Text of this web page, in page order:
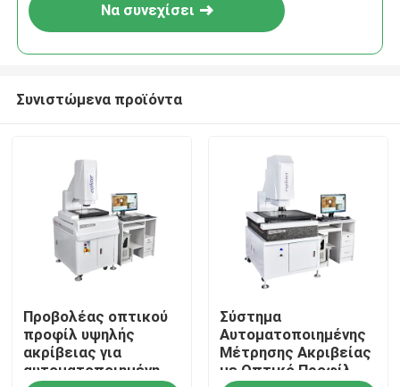
Σπίτι
Προϊόντα
Βίντεο
Να συνεχίσει
Συνιστώμενα προϊόντα
Προβολέας οπτικού
προφίλ υψηλής
ακρίβειας για
αυτοματοποιημένη
Σύστημα
Αυτοματοποιημένης
Μέτρησης Ακριβείας
με Οπτικό Προφίλ